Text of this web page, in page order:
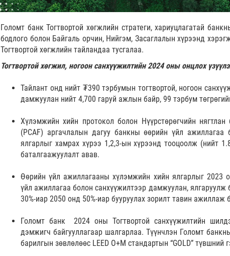
Голомт банк Тогтвортой хөгжлийн стратеги, хариуцлагатай
бодлого болон Байгаль орчин, Нийгэм, Засаглалын хүрээнд
Тогтвортой хөгжлийн тайландаа тусгалаа.
Тогтвортой хөгжил, ногоон санхүүжилтийн 2024 оны онцлох
Тайлант онд нийт ₮390 тэрбумын тогтвортой, ногоон
дамжуулан нийт 4,700 гаруй ажлын байр, 99 тэрбум
Хүлэмжийн хийн протокол болон Нүүрстөрөгчийн нягтлан
(PCAF) аргачлалын дагуу банкны өөрийн үйл ажиллагаа
ялгарлыг хамрах хүрээ 1,2,3-ын хүрээнд тооцоолж (нийт
баталгаажуулалт авав.
Өөрийн үйл ажиллагааны хүлэмжийн хийн ялгарлыг 2023
үйл ажиллагаа болон санхүүжилтээр дамжуулан,
30%-иар 2050 онд 50%-иар бууруулах зорилт тавин ажиллаж
Голомт банк 2024 оны Тогтвортой санхүүжилтийн
дэмжигч байгууллагаар шалгарлаа. Түүнчлэн Голомт
барилгын зөвлөлөөс LEED O+M стандартын “GOLD” түвшний